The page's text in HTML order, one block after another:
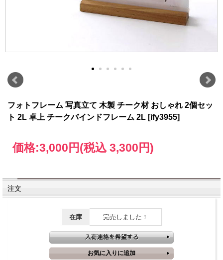
フォトフレーム 写真立て 木製 チーク材 おしゃれ 2個セッ
ト 2L 卓上 チークバインドフレーム 2L [ify3955]
価格:3,000円(税込 3,300円)
注文
在庫 完売しました！